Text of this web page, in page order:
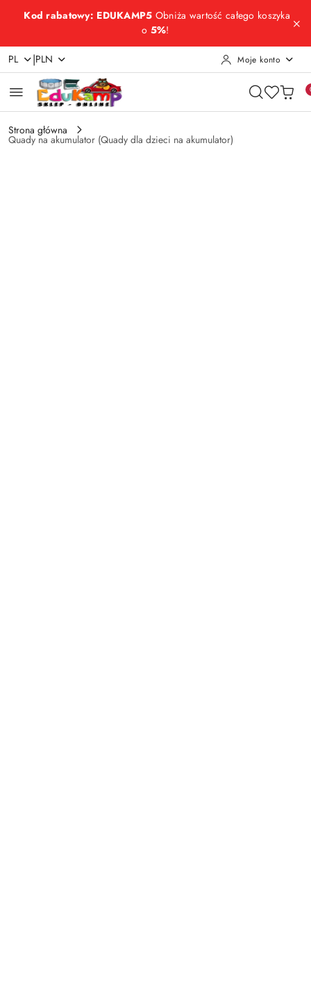
Przejdź do treści głównej
Przejdź do wyszukiwarki
Przejdź do moje konto
Przejdź do menu głównego
Przejdź do opisu produktu
Przejdź do stopki
Kod rabatowy: EDUKAMP5 Obniża wartość całego koszyka
o 5%!
PL |PLN Moje konto
Strona główna
Quady na akumulator (Quady dla dzieci na akumulator)